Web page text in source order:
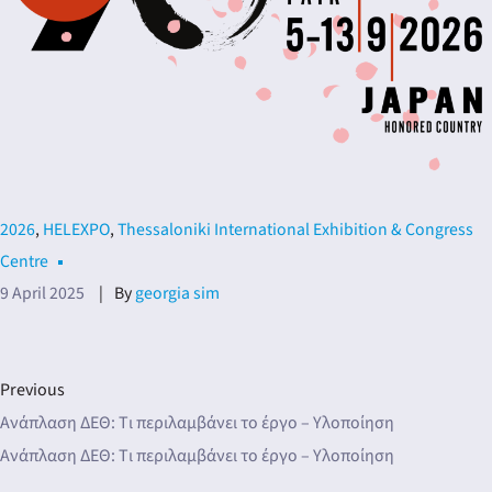
2026, HELEXPO,Thessaloniki International Exhibition & Congress
Centre
9 April 2025
Bygeorgia sim
Previous
Ανάπλαση ΔΕΘ: Tι περιλαμβάνει το έργο – Υλοποίηση
Ανάπλαση ΔΕΘ: Tι περιλαμβάνει το έργο – Υλοποίηση